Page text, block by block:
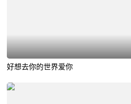
好想去你的世界爱你